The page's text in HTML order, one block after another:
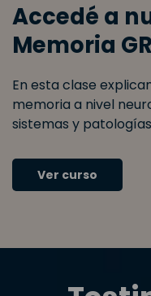
Accedé a
Memoria
En esta clase
memoria a nivel
sistemas y
Ver curso